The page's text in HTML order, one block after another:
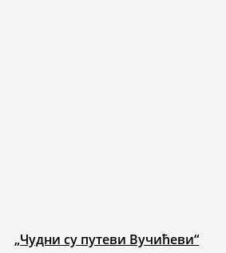
„Чудни су путеви Вучићеви“